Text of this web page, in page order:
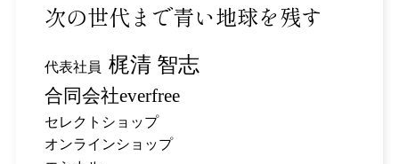
次の世代まで青い地球を残す
代表社員 梶清 智志
合同会社everfree
セレクトショップ
オンラインショップ